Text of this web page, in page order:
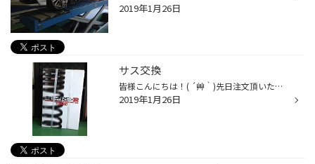
2019年1月26日
サス交換
皆様こんにちは！( ´艸｀)先日注文頂いたＴｉ2000サスが入荷しました！ 当店ではタイヤ交換以外でもこんな作業も行ってます！お車の車高を落としてビシッと決めたい！ 逆にバネで車高を上げたい（リフトアップ）など(＾◇＾)Ｖ お車のカスタムは是非当店にお任せ下さい！ 見積りだけでも大歓迎です！...
2019年1月26日